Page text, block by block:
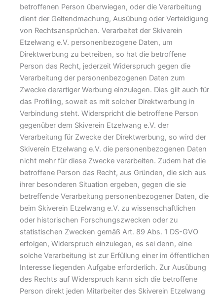
betroffenen Person überwiegen, oder die Verarbeitung
dient der Geltendmachung, Ausübung oder Verteidigung
von Rechtsansprüchen. Verarbeitet der Skiverein
Etzelwang e.V. personenbezogene Daten, um
Direktwerbung zu betreiben, so hat die betroffene
Person das Recht, jederzeit Widerspruch gegen die
Verarbeitung der personenbezogenen Daten zum
Zwecke derartiger Werbung einzulegen. Dies gilt auch für
das Profiling, soweit es mit solcher Direktwerbung in
Verbindung steht. Widerspricht die betroffene Person
gegenüber dem Skiverein Etzelwang e.V. der
Verarbeitung für Zwecke der Direktwerbung, so wird der
Skiverein Etzelwang e.V. die personenbezogenen Daten
nicht mehr für diese Zwecke verarbeiten. Zudem hat die
betroffene Person das Recht, aus Gründen, die sich aus
ihrer besonderen Situation ergeben, gegen die sie
betreffende Verarbeitung personenbezogener Daten, die
beim Skiverein Etzelwang e.V. zu wissenschaftlichen
oder historischen Forschungszwecken oder zu
statistischen Zwecken gemäß Art. 89 Abs. 1 DS-GVO
erfolgen, Widerspruch einzulegen, es sei denn, eine
solche Verarbeitung ist zur Erfüllung einer im öffentlichen
Interesse liegenden Aufgabe erforderlich. Zur Ausübung
des Rechts auf Widerspruch kann sich die betroffene
Person direkt jeden Mitarbeiter des Skiverein Etzelwang